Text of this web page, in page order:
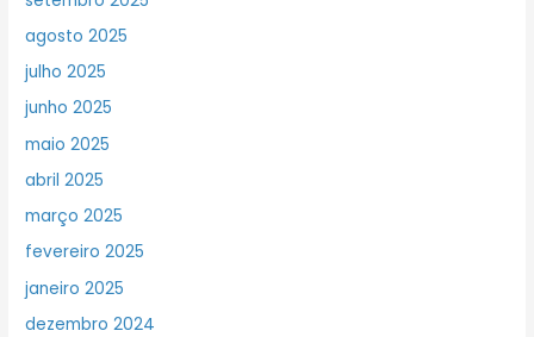
agosto 2025
julho 2025
junho 2025
maio 2025
abril 2025
março 2025
fevereiro 2025
janeiro 2025
dezembro 2024